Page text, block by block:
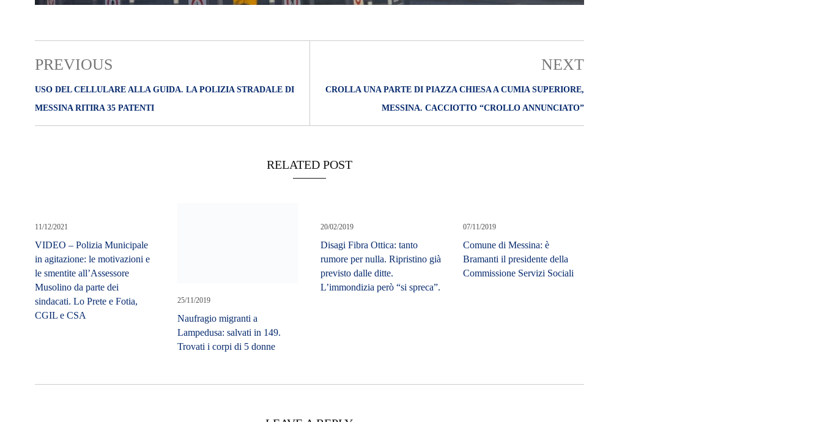
PREVIOUS
USO DEL CELLULARE ALLA GUIDA. LA POLIZIA STRADALE DI
MESSINA RITIRA 35 PATENTI
NEXT
CROLLA UNA PARTE DI PIAZZA CHIESA A CUMIA SUPERIORE,
MESSINA. CACCIOTTO “CROLLO ANNUNCIATO”
RELATED POST
11/12/2021
VIDEO – Polizia Municipale
in agitazione: le motivazioni e
le smentite all’Assessore
Musolino da parte dei
sindacati. Lo Prete e Fotia,
CGIL e CSA
25/11/2019
Naufragio migranti a
Lampedusa: salvati in 149.
Trovati i corpi di 5 donne
20/02/2019
Disagi Fibra Ottica: tanto
rumore per nulla. Ripristino già
previsto dalle ditte.
L’immondizia però “si spreca”.
07/11/2019
Comune di Messina: è
Bramanti il presidente della
Commissione Servizi Sociali